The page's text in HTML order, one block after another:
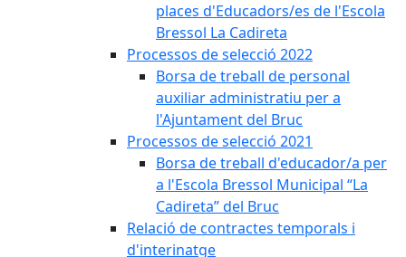
places d'Educadors/es de l'Escola
Bressol La Cadireta
Processos de selecció 2022
Borsa de treball de personal
auxiliar administratiu per a
l'Ajuntament del Bruc
Processos de selecció 2021
Borsa de treball d'educador/a per
a l'Escola Bressol Municipal “La
Cadireta” del Bruc
Relació de contractes temporals i
d'interinatge